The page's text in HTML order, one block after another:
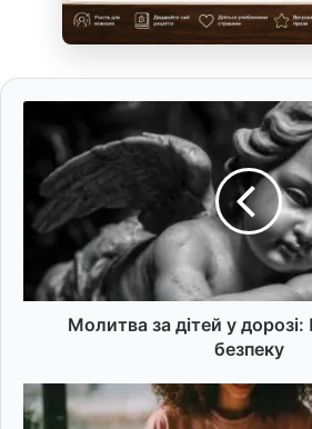
дорозі:
Прохання
безпеку
Молитва за дітей у
безпеку
Сучасні
подарунки